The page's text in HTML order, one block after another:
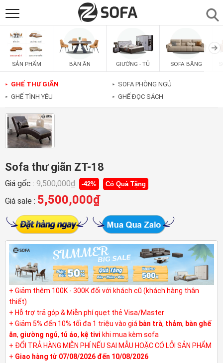
SẢN PHẨM
SOFAS
PHÒNG ĂN
PHÒNG NGỦ
PHÒNG KHÁCH
SẢN PHẨM BÀN ĂN GIƯỜNG - TỦ SOFA BĂNG
► GHẾ THƯ GIÃN
► GHẾ TÌNH YÊU
► SOFA PHÒNG NGỦ
► GHẾ ĐỌC SÁCH
Sofa thư giãn ZT-18
Giá gốc : 9,500,000₫ -42% Có Quà Tặng
Giá sale : 5,500,000₫
+ Giảm thêm 100K - 300K đối với khách cũ (khách hàng thân
thiết)
+ Hỗ trợ trả góp & Miễn phí quẹt thẻ Visa/Master
+ Giảm 5% đến 10% tối đa 1 triệu vào giá bàn trà, thảm, bàn ghế
ăn, giường ngủ, tủ áo, kệ tivi khi mua kèm sofa
+ ĐỔI TRẢ HÀNG MIỄN PHÍ NẾU SAI MẪU HOẶC CÓ LỖI SẢN PHẨM
+ Giao hàng từ 07/08/2026 đến 10/08/2026